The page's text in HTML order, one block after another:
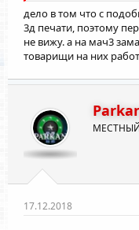
дело в том что с
3д печати, поэтому
не вижу. а на мач3
товарищи на них
17.12.2018